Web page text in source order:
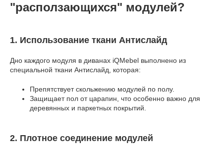
"расползающихся" модулей?
1. Использование ткани Антислайд
Дно каждого модуля в диванах iQMebel выполнено из
специальной ткани Антислайд, которая:
Препятствует скольжению модулей по полу.
Защищает пол от царапин, что особенно важно для
деревянных и паркетных покрытий.
2. Плотное соединение модулей